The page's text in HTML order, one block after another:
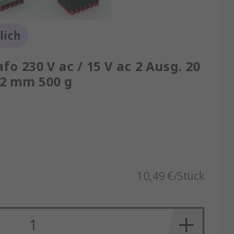
230 V ac / 15 V ac 2 Ausg. 20
mm 500 g
10,49 €/Stück